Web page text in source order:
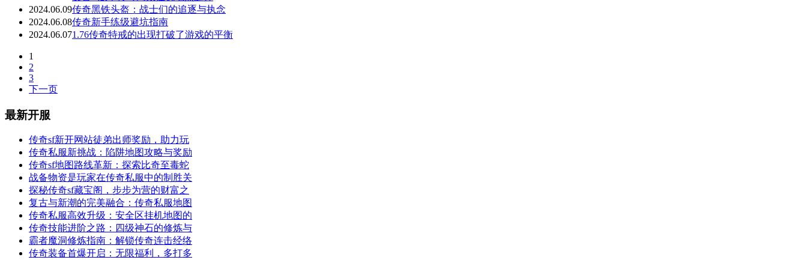
2024.06.09传奇黑铁头盔：战士们的追逐与执念
2024.06.08传奇新手练级避坑指南
2024.06.071.76传奇特戒的出现打破了游戏的平衡
1
2
3
下一页
最新开服
传奇sf新开网站徒弟出师奖励，助力玩
传奇私服新挑战：陷阱地图攻略与奖励
传奇sf地图路线革新：探索比奇至毒蛇
战备物资是玩家在传奇私服中的制胜关
探秘传奇sf藏宝阁，步步为营的财富之
复古与新潮的完美融合：传奇私服地图
传奇私服高效升级：安全区挂机地图的
传奇技能进阶之路：四级神石的修炼与
霸者魔洞修炼指南：解锁传奇连击经络
传奇装备首爆开启：无限福利，多打多